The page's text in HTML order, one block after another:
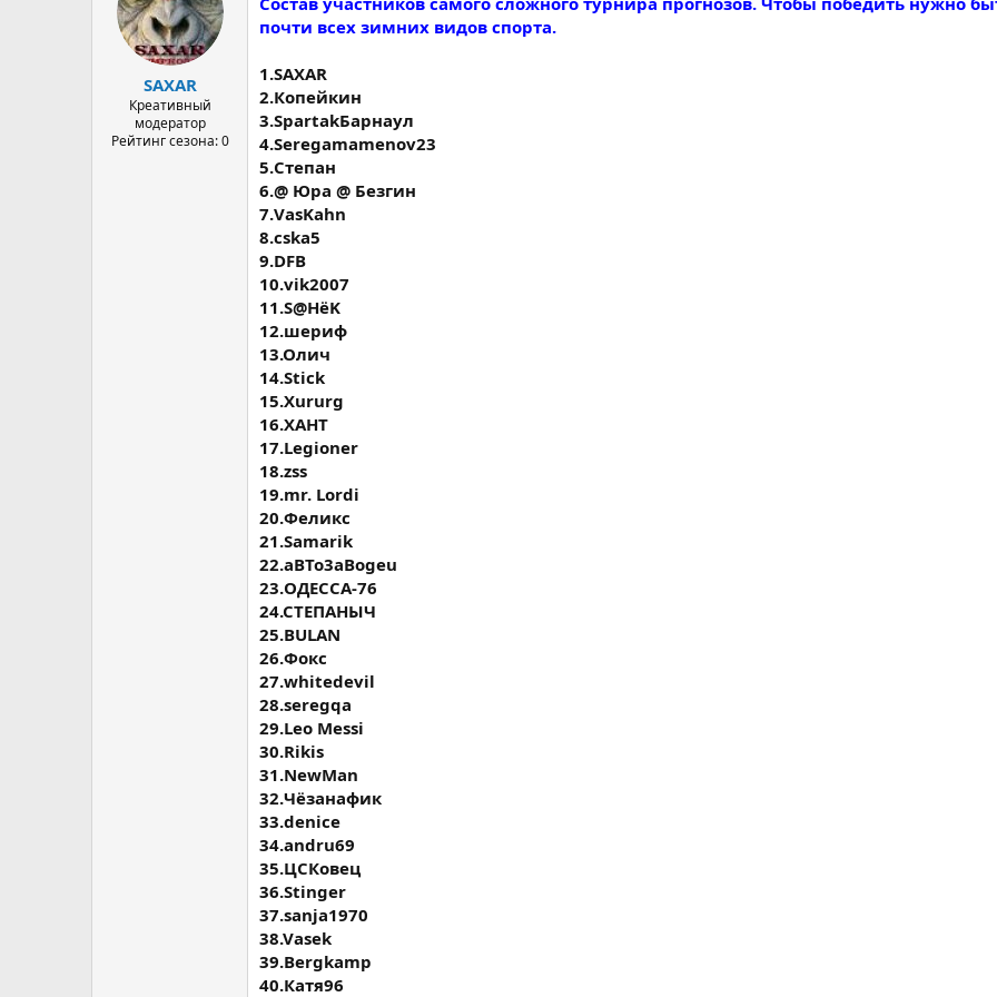
SAXAR
Креативный
модератор
Рейтинг сезона: 0
почти всех зимних видов спорта.
1.SAXAR
2.Копейкин
3.SpartakБарнаул
4.Seregamamenov23
5.Степан
6.@ Юра @ Безгин
7.VasKahn
8.cska5
9.DFB
10.vik2007
11.S@HёK
12.шериф
13.Олич
14.Stick
15.Xururg
16.ХАНТ
17.Legioner
18.zss
19.mr. Lordi
20.Феликс
21.Samarik
22.aBTo3aBogeu
23.ОДЕССА-76
24.СТЕПАНЫЧ
25.BULAN
26.Фокс
27.whitedevil
28.seregqa
29.Leo Messi
30.Rikis
31.NewMan
32.Чёзанафик
33.denice
34.andru69
35.ЦСКовец
36.Stinger
37.sanja1970
38.Vasek
39.Bergkamp
40.Катя96